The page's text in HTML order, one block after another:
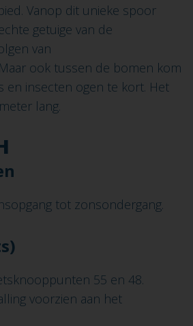
Vanop dit unieke spoor
getuige van de
van
ook tussen de bomen kom
en insecten ogen te kort. Het
lang.
tot zonsondergang.
55 en 48.
voorzien aan het